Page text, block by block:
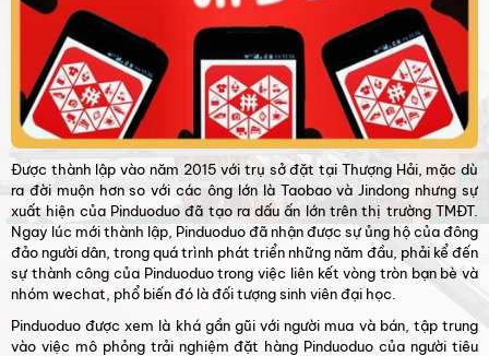
Được thành lập vào năm 2015 với trụ sở đặt tại Thượng Hải, mặc dù
ra đời muộn hơn so với các ông lớn là Taobao và Jindong nhưng sự
xuất hiện của Pinduoduo đã tạo ra dấu ấn lớn trên thị trường TMĐT.
Ngay lúc mới thành lập, Pinduoduo đã nhận được sự ủng hộ của đông
đảo người dân, trong quá trình phát triển những năm đầu, phải kể đến
sự thành công của Pinduoduo trong việc liên kết vòng tròn bạn bè và
nhóm wechat, phổ biến đó là đối tượng sinh viên đại học.
Pinduoduo được xem là khá gần gũi với người mua và bán, tập trung
vào việc mô phỏng trải nghiệm đặt hàng Pinduoduo của người tiêu